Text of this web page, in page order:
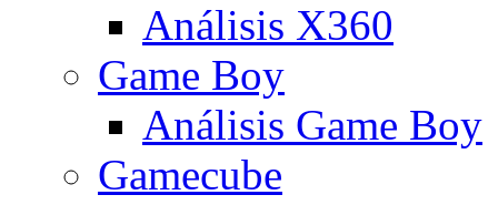
Análisis X360
Game Boy
Análisis Game Boy
Gamecube